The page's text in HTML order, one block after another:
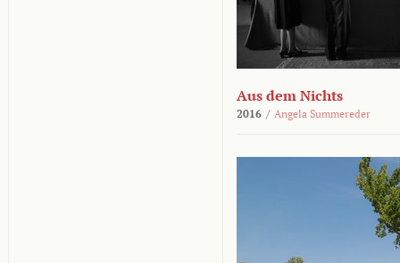
Aus dem Nichts
2016 / Angela Summereder